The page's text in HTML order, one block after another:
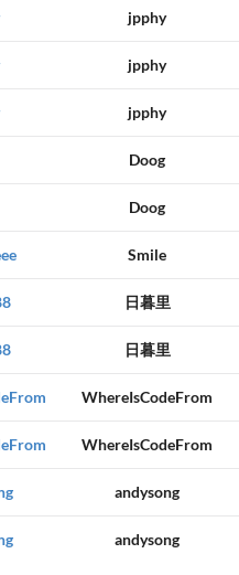
jpphy
jpphy
jpphy
Doog
Doog
Smile
日暮里
日暮里
WhereIsCodeFrom
WhereIsCodeFrom
andysong
andysong